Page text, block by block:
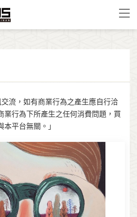
交流，如有商業行為之產生應自行洽
業行為下所產生之任何消費問題，買
平台無關。」